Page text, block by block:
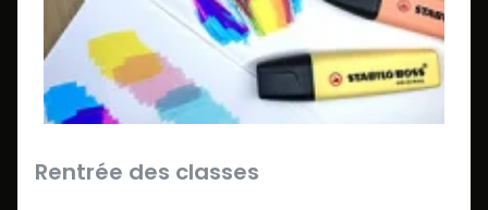
Rentrée des classes